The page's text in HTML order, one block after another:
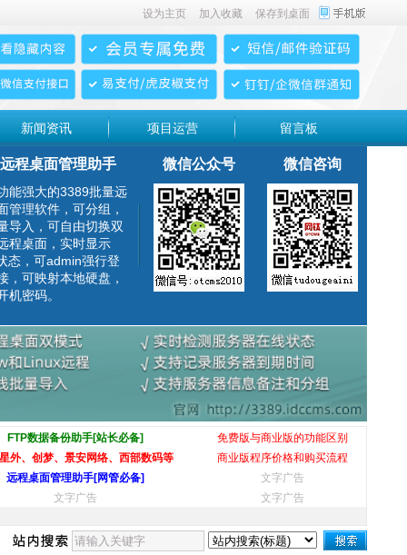
设为主页 加入收藏 保存到桌面
新闻资讯 项目运营 留言板
程桌面管理助手
能强大的3389批量远
管理软件，可分组，
导入，可自由切换双
程桌面，实时显示
态，可admin强行登
，可映射本地硬盘，
机密码。
微信公众号 微信咨询
FTP数据备份助手[站长必备]
免费版与商业版的功能区别
外、创梦、景安网络、西部数码等
商业版程序价格和购买流程
远程桌面管理助手[网管必备]
文字广告
文字广告
文字广告